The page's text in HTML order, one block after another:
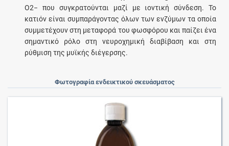
O2− που συγκρατούνται μαζί με ιοντική σύνδεση. Το
κατιόν είναι συμπαράγοντας όλων των ενζύμων τα οποία
συμμετέχουν στη μεταφορά του φωσφόρου και παίζει ένα
σημαντικό ρόλο στη νευροχημική διαβίβαση και στη
ρύθμιση της μυϊκής διέγερσης.
Φωτογραφία ενδεικτικού σκευάσματος